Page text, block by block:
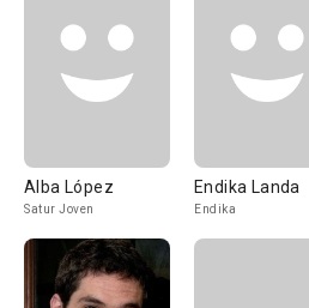
Alba López
Satur Joven
Endika Landa
Endika